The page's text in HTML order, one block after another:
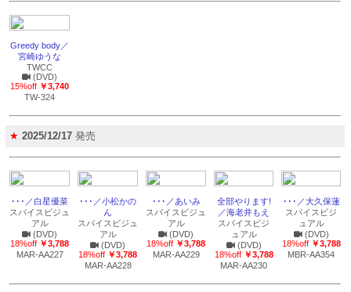
Greedy body／
宮崎ゆうな
TWCC
(DVD)
15%off ￥3,740
TW-324
★ 2025/12/17 発売
･･･／白星優菜
スパイスビジュ
アル
(DVD)
18%off ￥3,788
MAR-AA227
･･･／小松かの
ん
スパイスビジュ
アル
(DVD)
18%off ￥3,788
MAR-AA228
･･･／あいみ
スパイスビジュ
アル
(DVD)
18%off ￥3,788
MAR-AA229
全部やります!
／海老井もえ
スパイスビジ
ュアル
(DVD)
18%off ￥3,788
MAR-AA230
･･･／大久保蓮
スパイスビジ
ュアル
(DVD)
18%off ￥3,788
MBR-AA354